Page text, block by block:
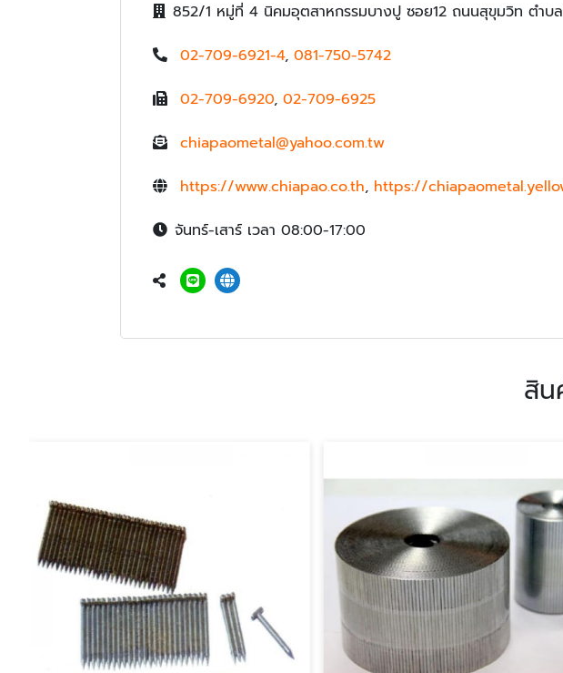
852/1 หมู่ที่ 4 นิคมอุตสาหกรรมบางปู ซอย12 ถนนสุขุมวิท ตำบ
02-709-6921-4, 081-750-5742
02-709-6920, 02-709-6925
chiapaometal@yahoo.com.tw
https://www.chiapao.co.th, https://
จันทร์-เสาร์ เวลา 08:00-17:00
สิน